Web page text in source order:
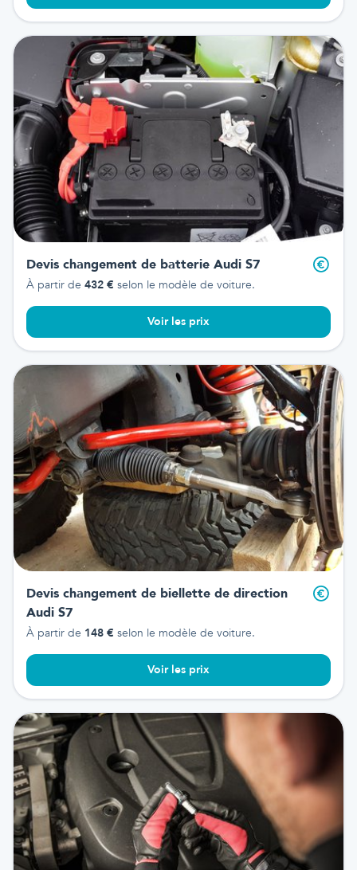
Devis changement de batterie Audi S7
À partir de 432 € selon le modèle de voiture.
Voir les prix
Devis changement de biellette de direction
Audi S7
À partir de 148 € selon le modèle de voiture.
Voir les prix